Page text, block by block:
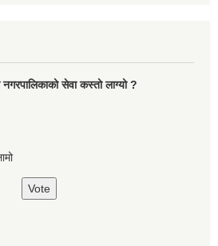
नगरपालिकाको सेवा कस्तो लाग्यो ?